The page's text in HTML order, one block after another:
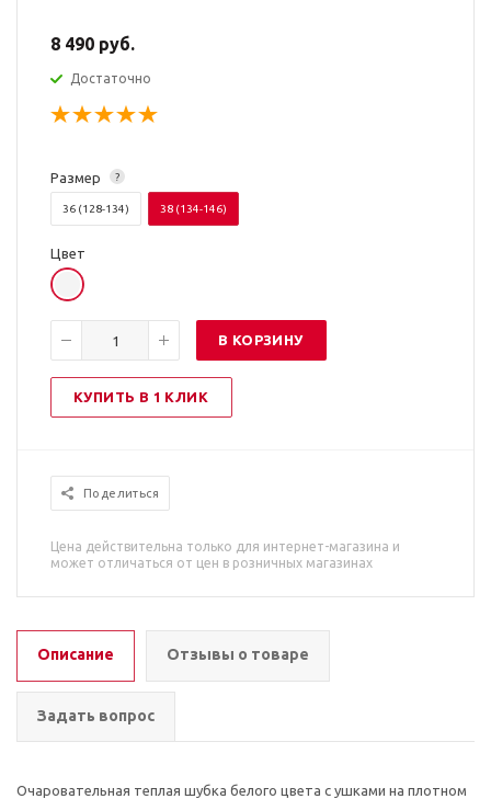
8 490 руб.
Достаточно
?
Размер
36 (128-134) 38 (134-146)
Цвет
В КОРЗИНУ
КУПИТЬ В 1 КЛИК
Поделиться
Цена действительна только для интернет-магазина и
может отличаться от цен в розничных магазинах
Описание Отзывы о товаре
Задать вопрос
Очаровательная теплая шубка белого цвета с ушками на плотном